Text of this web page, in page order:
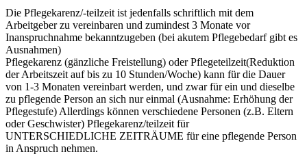
Die Pflegekarenz/-teilzeit ist jedenfalls schriftlich mit dem
Arbeitgeber zu vereinbaren und zumindest 3 Monate vor
Inanspruchnahme bekanntzugeben (bei akutem Pflegebedarf gibt es
Ausnahmen)
Pflegekarenz (gänzliche Freistellung) oder Pflegeteilzeit(Reduktion
der Arbeitszeit auf bis zu 10 Stunden/Woche) kann für die Dauer
von 1-3 Monaten vereinbart werden, und zwar für ein und dieselbe
zu pflegende Person an sich nur einmal (Ausnahme: Erhöhung der
Pflegestufe) Allerdings können verschiedene Personen (z.B. Eltern
oder Geschwister) Pflegekarenz/teilzeit für
UNTERSCHIEDLICHE ZEITRÄUME für eine pflegende Person
in Anspruch nehmen.